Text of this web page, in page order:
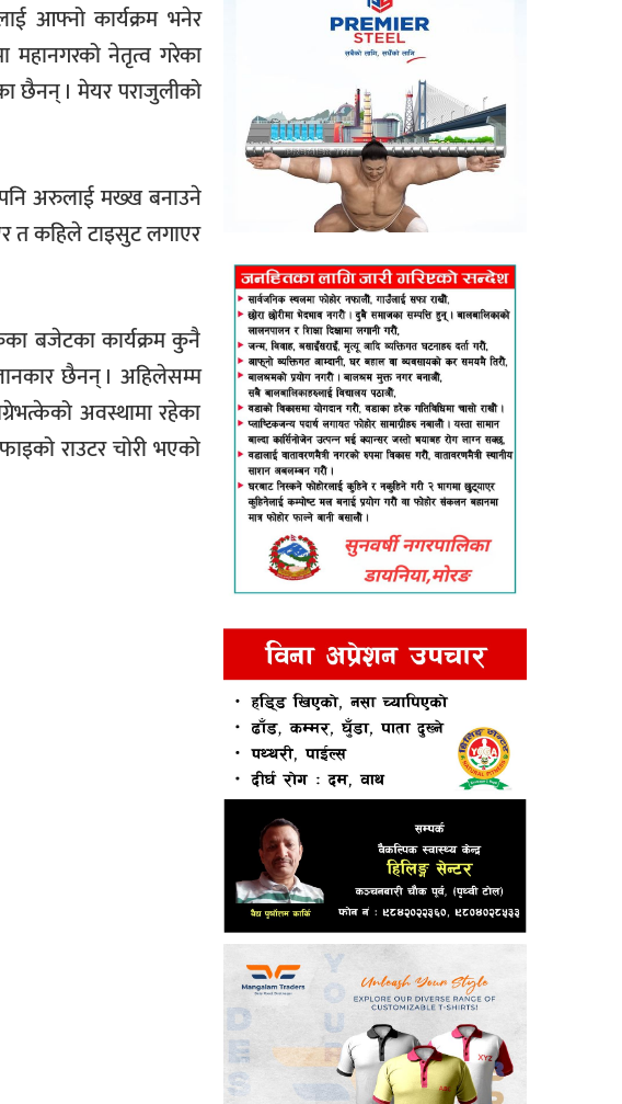
आफ्नो कार्यक्रम भनेर
महानगरको नेतृत्व गरेका
छैनन् । मेयर पराजुलीको
अरुलाई मख्ख बनाउने
त कहिले टाइसुट लगाएर
बजेटका कार्यक्रम कुनै
छैनन् । अहिलेसम्म
अवस्थामा रहेका
राउटर चोरी भएको